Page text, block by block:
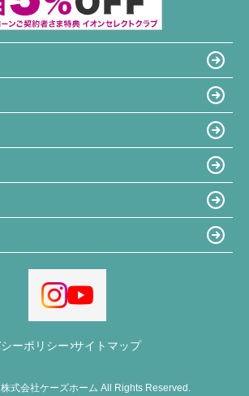
ーポリシー サイトマップ
式会社ケーズホーム All Rights Reserved.